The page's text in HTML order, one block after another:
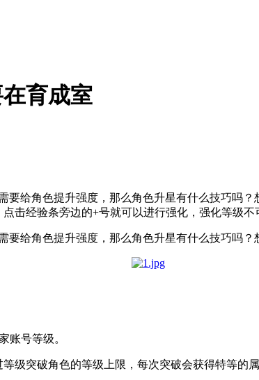
育成室
给角色提升强度，那么角色升星有什么技巧吗
击经验条旁边的+号就可以进行强化，强化等级不
给角色提升强度，那么角色升星有什么技巧吗？
账号等级。
级突破角色的等级上限，每次突破会获得特等的属